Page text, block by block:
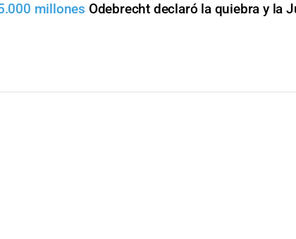
millones Odebrecht declaró la quiebra y la